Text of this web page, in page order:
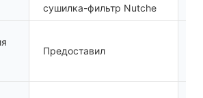
сушилка-фильтр Nutche
Предоставил